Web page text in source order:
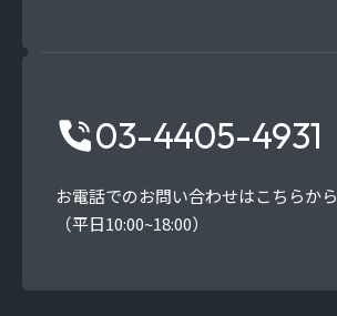
03-4405-4931
お電話でのお問い合わせはこちらから
（平日10:00~18:00）